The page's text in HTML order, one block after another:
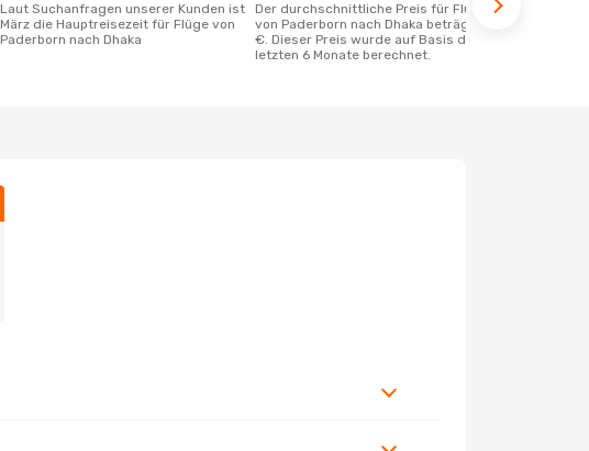
Laut Suchanfragen unserer Kunden ist
März die Hauptreisezeit für Flüge von
Paderborn nach Dhaka
Der durchschnittliche Preis für Flüge
von Paderborn nach Dhaka beträgt 1688
€. Dieser Preis wurde auf Basis der
letzten 6 Monate berechnet.